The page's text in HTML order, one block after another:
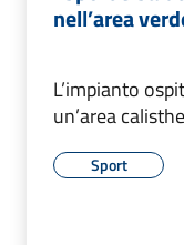
nell’area
L’impianto
un’area
Sport